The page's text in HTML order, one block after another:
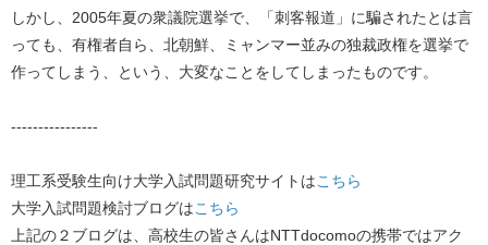
しかし、2005年夏の衆議院選挙で、「刺客報道」に騙されたとは言
っても、有権者自ら、北朝鮮、ミャンマー並みの独裁政権を選挙で
作ってしまう、という、大変なことをしてしまったものです。
----------------
理工系受験生向け大学入試問題研究サイトはこちら
大学入試問題検討ブログはこちら
上記の２ブログは、高校生の皆さんはNTTdocomoの携帯ではアク